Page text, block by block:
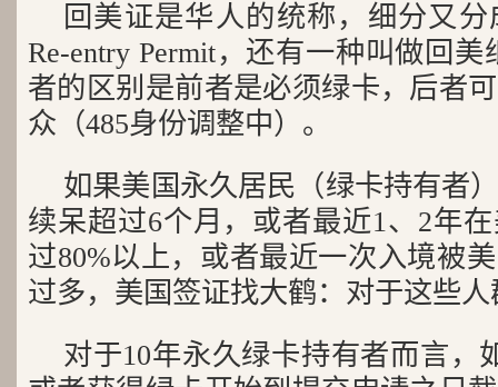
回美证是华人的统称，细分又
Re-entry Permit，还有一种叫做回美
者的区别是前者是必须绿卡，后者
众（485身份调整中）。
如果美国永久居民（绿卡持有者
续呆超过6个月，或者最近1、2年
过80%以上，或者最近一次入境被
过多，美国签证找大鹤：对于这些
对于10年永久绿卡持有者而言，